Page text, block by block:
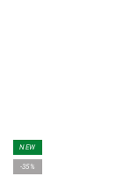
NEW
-35%